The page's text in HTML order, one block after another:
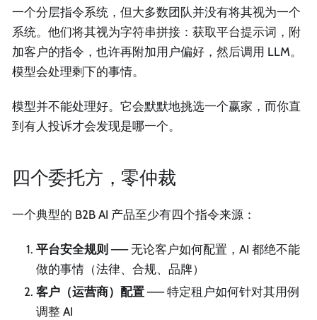
一个分层指令系统，但大多数团队并没有将其视为一个
系统。他们将其视为字符串拼接：获取平台提示词，附
加客户的指令，也许再附加用户偏好，然后调用 LLM。
模型会处理剩下的事情。
模型并不能处理好。它会默默地挑选一个赢家，而你直
到有人投诉才会发现是哪一个。
四个委托方，零仲裁
一个典型的 B2B AI 产品至少有四个指令来源：
平台安全规则 —— 无论客户如何配置，AI 都绝不能
做的事情（法律、合规、品牌）
客户（运营商）配置 —— 特定租户如何针对其用例
调整 AI